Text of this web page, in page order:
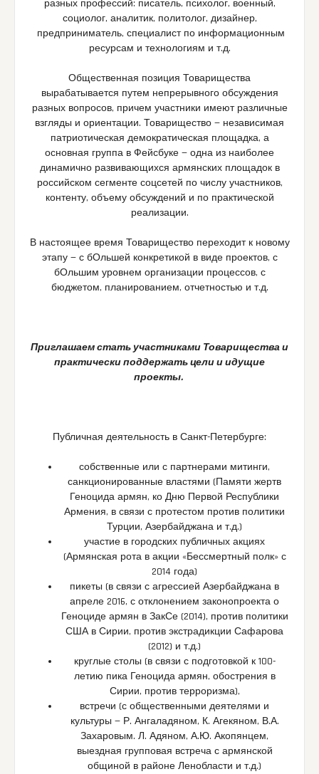
разных профессий: писатель, психолог, военный,
социолог, аналитик, политолог, дизайнер,
предприниматель, специалист по информационным
ресурсам и технологиям и т.д.
Общественная позиция Товарищества
вырабатывается путем непрерывного обсуждения
разных вопросов, причем участники имеют различные
взгляды и ориентации. Товарищество — независимая
патриотическая демократическая площадка, а
основная группа в Фейсбуке — одна из наиболее
динамично развивающихся армянских площадок в
российском сегменте соцсетей по числу участников,
контенту, объему обсуждений и по практической
реализации.
В настоящее время Товарищество переходит к новому
этапу — с бОльшей конкретикой в виде проектов, с
бОльшим уровнем организации процессов, с
бюджетом, планированием, отчетностью и т.д.
Приглашаем стать участниками Товарищества и
практически поддержать цели и идущие
проекты.
Публичная деятельность в Санкт-Петербурге:
собственные или с партнерами митинги,
санкционированные властями (Памяти жертв
Геноцида армян, ко Дню Первой Республики
Армения, в связи с протестом против политики
Турции, Азербайджана и т.д.)
участие в городских публичных акциях
(Армянская рота в акции «Бессмертный полк» с
2014 года)
пикеты (в связи с агрессией Азербайджана в
апреле 2016, с отклонением законопроекта о
Геноциде армян в ЗакСе (2014), против политики
США в Сирии, против экстрадикции Сафарова
(2012) и т.д.)
круглые столы (в связи с подготовкой к 100-
летию пика Геноцида армян, обострения в
Сирии, против терроризма),
встречи (с общественными деятелями и
культуры — Р. Ангаладяном, К. Агекяном, В.А.
Захаровым. Л. Адяном, А.Ю. Акопянцем,
выездная групповая встреча с армянской
общиной в районе Ленобласти и т.д.)